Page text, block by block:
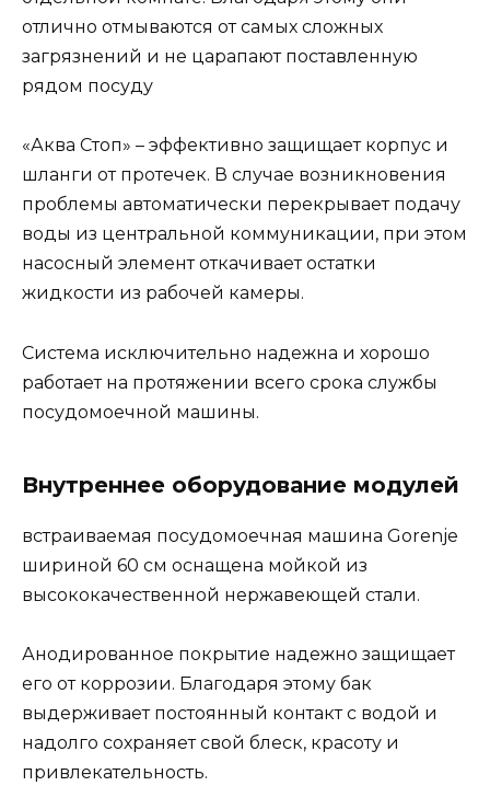
отлично отмываются от самых сложных
загрязнений и не царапают поставленную
рядом посуду
«Аква Стоп» – эффективно защищает корпус и
шланги от протечек. В случае возникновения
проблемы автоматически перекрывает подачу
воды из центральной коммуникации, при этом
насосный элемент откачивает остатки
жидкости из рабочей камеры.
Система исключительно надежна и хорошо
работает на протяжении всего срока службы
посудомоечной машины.
Внутреннее оборудование модулей
встраиваемая посудомоечная машина Gorenje
шириной 60 см оснащена мойкой из
высококачественной нержавеющей стали.
Анодированное покрытие надежно защищает
его от коррозии. Благодаря этому бак
выдерживает постоянный контакт с водой и
надолго сохраняет свой блеск, красоту и
привлекательность.